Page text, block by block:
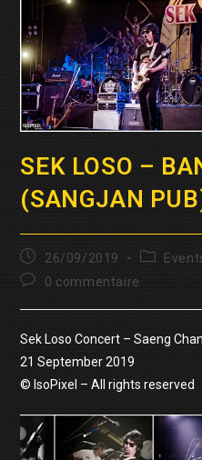
SEK LOSO –
(SANGJAN
Publication
publiée :
26/09/2019
Post
Commentaires
de
la
publication :
0 commentaire
Sek Loso Concert – Saeng
21 September 2019
© IsoPixel – All rights reserved